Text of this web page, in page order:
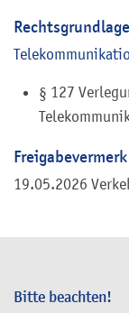
Bitte beachten!
Rechtsgrundlage
§ 127
Freigabevermerk
19.05.2026